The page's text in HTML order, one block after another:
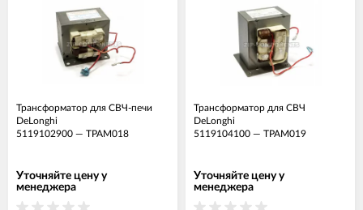
Трансформатор для СВЧ-печи
DeLonghi
5119102900 — ТРАМ018
Уточняйте цену у
менеджера
Трансформатор для СВЧ
DeLonghi
5119104100 — ТРАМ019
Уточняйте цену у
менеджера